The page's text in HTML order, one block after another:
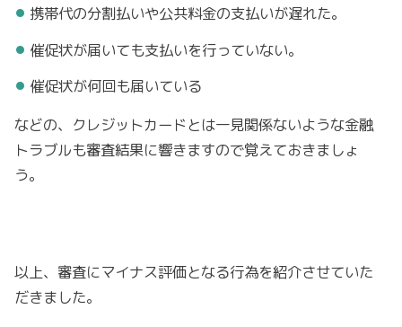
携帯代の分割払いや公共料金の支払いが遅れた。
催促状が届いても支払いを行っていない。
催促状が何回も届いている
などの、クレジットカードとは一見関係ないような金融
トラブルも審査結果に響きますので覚えておきましょ
う。
以上、審査にマイナス評価となる行為を紹介させていた
だきました。